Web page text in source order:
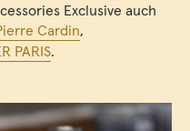
Exclusive auch
Cardin,
PARIS.